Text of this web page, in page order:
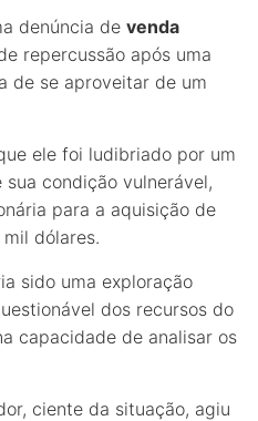
denúncia de venda
repercussão após uma
de se aproveitar de um
ele foi ludibriado por um
condição vulnerável,
para a aquisição de
dólares.
sido uma exploração
dos recursos do
capacidade de analisar os
ciente da situação, agiu